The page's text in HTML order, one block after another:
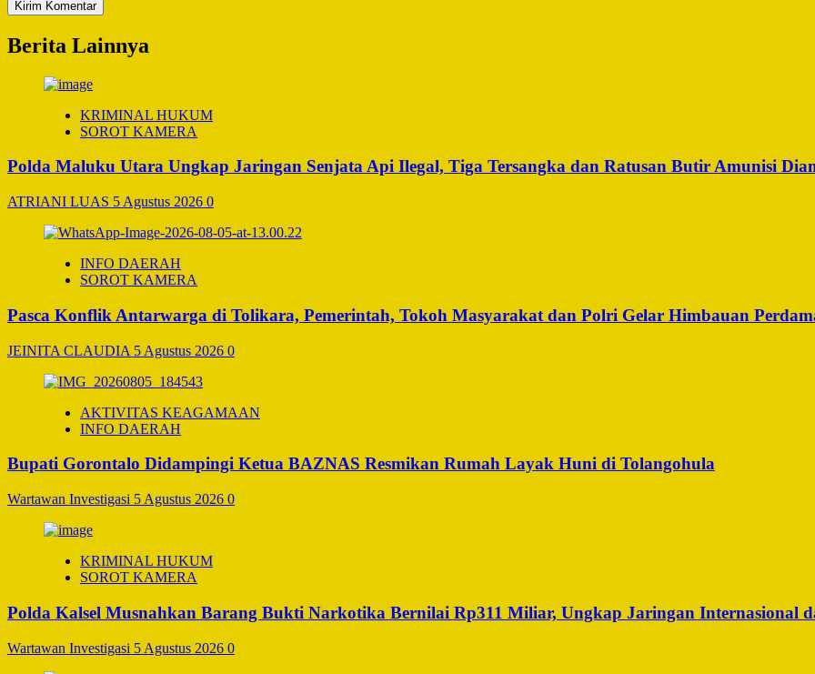
Berita Lainnya
KRIMINAL HUKUM
SOROT KAMERA
Polda Maluku Utara Ungkap Jaringan Senjata Api Ilegal, Tiga Tersangka dan Ratusan Butir Amunisi
ATRIANI LUAS 5 Agustus 2026 0
INFO DAERAH
SOROT KAMERA
Pasca Konflik Antarwarga di Tolikara, Pemerintah, Tokoh Masyarakat dan Polri Gelar Himbauan
JEINITA CLAUDIA 5 Agustus 2026 0
AKTIVITAS KEAGAMAAN
INFO DAERAH
Bupati Gorontalo Didampingi Ketua BAZNAS Resmikan Rumah Layak Huni di Tolangohula
Wartawan Investigasi 5 Agustus 2026 0
KRIMINAL HUKUM
SOROT KAMERA
Polda Kalsel Musnahkan Barang Bukti Narkotika Bernilai Rp311 Miliar, Ungkap Jaringan Internasional
Wartawan Investigasi 5 Agustus 2026 0